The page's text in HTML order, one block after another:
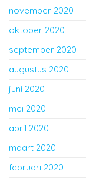
november 2020
oktober 2020
september 2020
augustus 2020
juni 2020
mei 2020
april 2020
maart 2020
februari 2020